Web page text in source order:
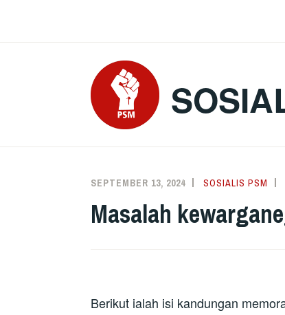
SEPTEMBER 13, 2024 SOSIALIS PSM
Masalah
Berikut ialah isi kandungan